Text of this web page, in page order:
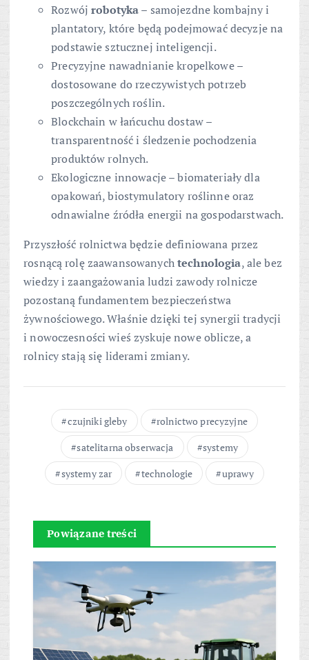
Rozwójrobotyka– samojezdne kombajny i
plantatory, które będą podejmować decyzje na
podstawie sztucznej inteligencji.
Precyzyjne nawadnianie kropelkowe –
dostosowane do rzeczywistych potrzeb
poszczególnych roślin.
Blockchain w łańcuchu dostaw –
transparentność i śledzenie pochodzenia
produktów rolnych.
Ekologiczne innowacje – biomateriały dla
opakowań, biostymulatory roślinne oraz
odnawialne źródła energii na gospodarstwach.
Przyszłość rolnictwa będzie definiowana przez
rosnącą rolę zaawansowanychtechnologia, ale bez
wiedzy i zaangażowania ludzi zawody rolnicze
pozostaną fundamentem bezpieczeństwa
żywnościowego. Właśnie dzięki tej synergii tradycji
i nowoczesności wieś zyskuje nowe oblicze, a
rolnicy stają się liderami zmiany.
czujniki gleby
rolnictwo precyzyjne
satelitarna obserwacja
systemy
systemy zar
technologie uprawy
Powiązane treści